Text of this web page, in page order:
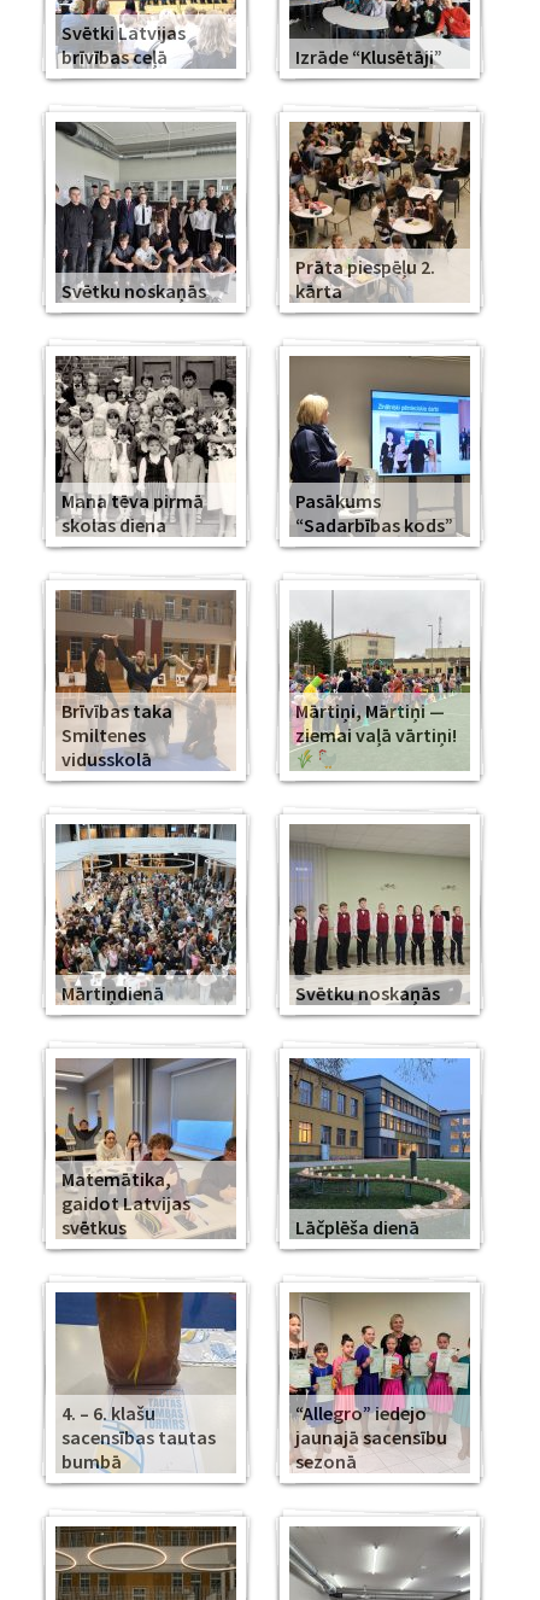
Svētki Latvijas
brīvības ceļā
Izrāde “Klusētāji”
Svētku noskaņās
Prāta piespēļu 2.
kārta
Mana tēva pirmā
skolas diena
Pasākums
“Sadarbības kods”
Brīvības taka
Smiltenes
vidusskolā
Mārtiņi, Mārtiņi —
ziemai vaļā vārtiņi!
Mārtiņdienā Svētku noskaņās
Matemātika,
gaidot Latvijas
svētkus
Lāčplēša dienā
4. – 6. klašu
sacensības tautas
bumbā
“Allegro” iedejo
jaunajā sacensību
sezonā